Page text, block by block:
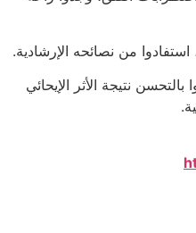
من نصائحه الإرشادية.
نتيجة الأثر الإيحائي